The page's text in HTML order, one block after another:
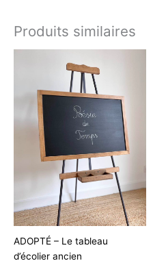
Produits similaires
ADOPTÉ – Le tableau
d’écolier ancien